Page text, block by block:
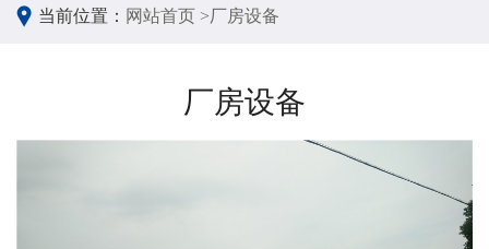
当前位置： 网站首页 >厂房设备
厂房设备